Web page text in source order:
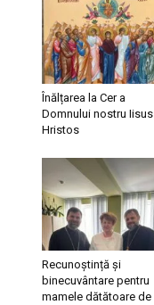
Înălțarea la Cer a
Domnului nostru Iisus
Hristos
Recunoștință și
binecuvântare pentru
mamele dătătoare de